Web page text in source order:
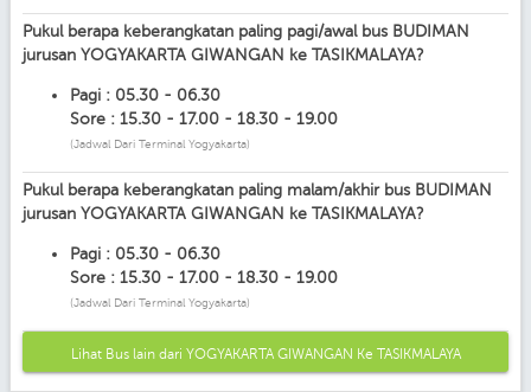
Pukul berapa keberangkatan paling pagi/awal bus BUDIMAN
jurusan YOGYAKARTA GIWANGAN ke TASIKMALAYA?
Pagi : 05.30 - 06.30
Sore : 15.30 - 17.00 - 18.30 - 19.00
(Jadwal Dari Terminal Yogyakarta)
Pukul berapa keberangkatan paling malam/akhir bus BUDIMAN
jurusan YOGYAKARTA GIWANGAN ke TASIKMALAYA?
Pagi : 05.30 - 06.30
Sore : 15.30 - 17.00 - 18.30 - 19.00
(Jadwal Dari Terminal Yogyakarta)
Lihat Bus lain dari YOGYAKARTA GIWANGAN Ke TASIKMALAYA